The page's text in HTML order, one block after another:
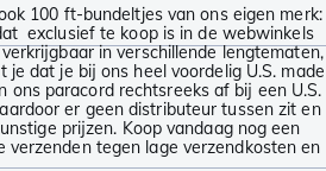
100 ft-bundeltjes van ons eigen merk:
exclusief te koop is in de webwinkels
in verschillende lengtematen,
dat je bij ons heel voordelig U.S. made
ons paracord rechtsreeks af bij een U.S.
er geen distributeur tussen zit en
prijzen. Koop vandaag nog een
verzenden tegen lage verzendkosten en